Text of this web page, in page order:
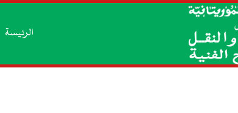
الرئيسة